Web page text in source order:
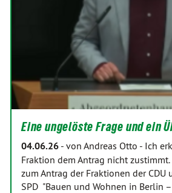
Eine ungelöste Frage und ein
04.06.26 - von Andreas Otto - Ich
Fraktion dem Antrag nicht
zum Antrag der Fraktionen der CDU
SPD "Bauen und Wohnen in Berlin